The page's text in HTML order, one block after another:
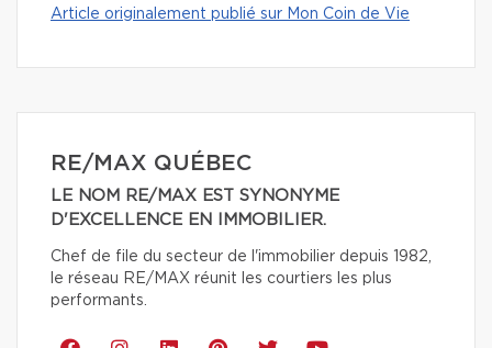
Article originalement publié sur Mon Coin de Vie
RE/MAX QUÉBEC
LE NOM RE/MAX EST SYNONYME
D'EXCELLENCE EN IMMOBILIER.
Chef de file du secteur de l'immobilier depuis 1982,
le réseau RE/MAX réunit les courtiers les plus
performants.